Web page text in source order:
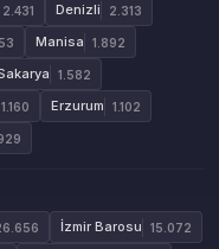
2.431 Denizli 2.313
Manisa 1.892
1.582
1.160 Erzurum 1.102
İzmir Barosu 15.072